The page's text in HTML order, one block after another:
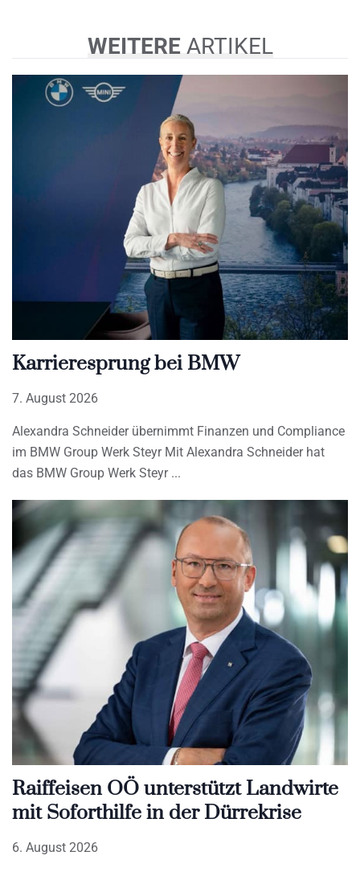
WEITEREARTIKEL
Karrieresprung bei BMW
7. August 2026
Alexandra Schneider übernimmt Finanzen und Compliance
im BMW Group Werk Steyr Mit Alexandra Schneider hat
das BMW Group Werk Steyr
Raiffeisen OÖ unterstützt Landwirte
mit Soforthilfe in der Dürrekrise
6. August 2026